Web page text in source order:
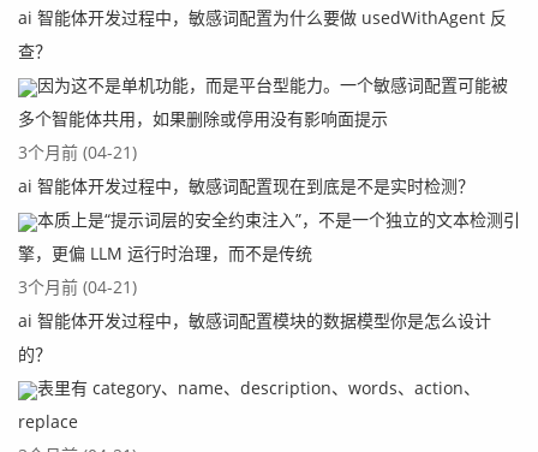
ai 智能体开发过程中，敏感词配置为什么要做 usedWithAgent 反
查？
因为这不是单机功能，而是平台型能力。一个敏感词配置可能被
多个智能体共用，如果删除或停用没有影响面提示
3个月前 (04-21)
ai 智能体开发过程中，敏感词配置现在到底是不是实时检测？
本质上是“提示词层的安全约束注入”，不是一个独立的文本检测引
擎，更偏 LLM 运行时治理，而不是传统
3个月前 (04-21)
ai 智能体开发过程中，敏感词配置模块的数据模型你是怎么设计
的？
表里有 category、name、description、words、action、
replace